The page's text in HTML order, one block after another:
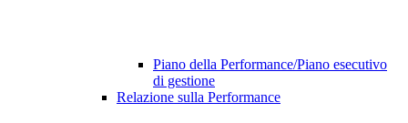
Piano della Performance/Piano esecutivo
di gestione
Relazione sulla Performance